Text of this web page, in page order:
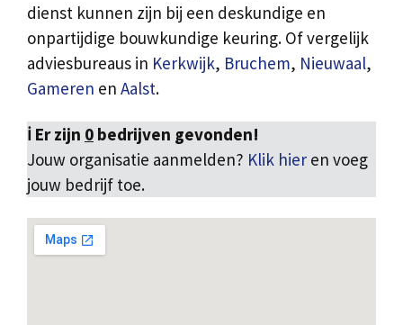
dienst kunnen zijn bij een deskundige en
onpartijdige bouwkundige keuring. Of vergelijk
adviesbureaus in Kerkwijk, Bruchem, Nieuwaal,
Gameren en Aalst.
ℹ️ Er zijn 0 bedrijven gevonden!
Jouw organisatie aanmelden? Klik hier en voeg
jouw bedrijf toe.